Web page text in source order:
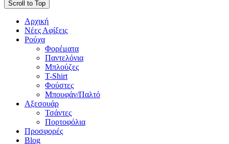
Scroll to Top
Αρχική
Νέες Αφίξεις
Ρούχα
Φορέματα
Παντελόνια
Μπλούζες
T-Shirt
Φούστες
Μπουφάν/Παλτό
Αξεσουάρ
Τσάντες
Πορτοφόλια
Προσφορές
Blog